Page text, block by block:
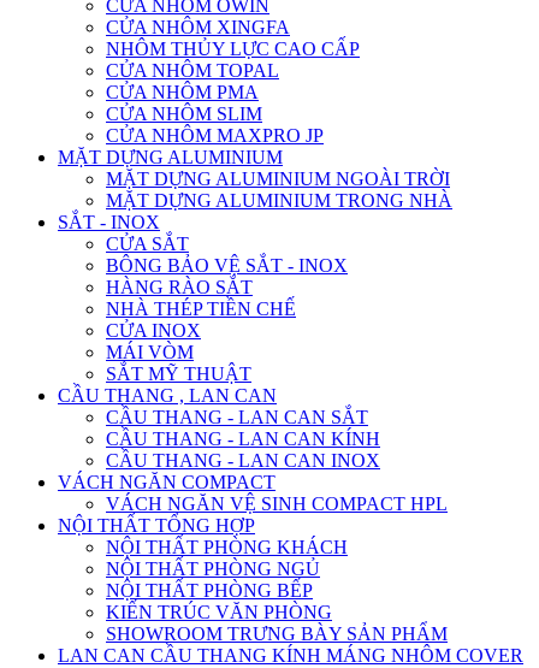
CỬA NHÔM OWIN
CỬA NHÔM XINGFA
NHÔM THỦY LỰC CAO CẤP
CỬA NHÔM TOPAL
CỬA NHÔM PMA
CỬA NHÔM SLIM
CỬA NHÔM MAXPRO JP
MẶT DỰNG ALUMINIUM
MẶT DỰNG ALUMINIUM NGOÀI TRỜI
MẶT DỰNG ALUMINIUM TRONG NHÀ
SẮT - INOX
CỬA SẮT
BÔNG BẢO VỆ SẮT - INOX
HÀNG RÀO SẮT
NHÀ THÉP TIỀN CHẾ
CỬA INOX
MÁI VÒM
SẮT MỸ THUẬT
CẦU THANG , LAN CAN
CẦU THANG - LAN CAN SẮT
CẦU THANG - LAN CAN KÍNH
CẦU THANG - LAN CAN INOX
VÁCH NGĂN COMPACT
VÁCH NGĂN VỆ SINH COMPACT HPL
NỘI THẤT TỔNG HỢP
NỘI THẤT PHÒNG KHÁCH
NỘI THẤT PHÒNG NGỦ
NỘI THẤT PHÒNG BẾP
KIẾN TRÚC VĂN PHÒNG
SHOWROOM TRƯNG BÀY SẢN PHẨM
LAN CAN CẦU THANG KÍNH MÁNG NHÔM COVER